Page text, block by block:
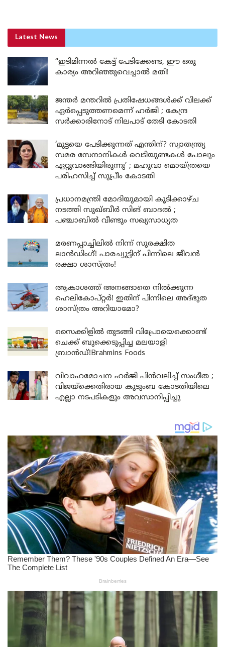
Latest News
“ഇടിമിന്നൽ കേട്ട് പേടിക്കേണ്ട, ഈ ഒരു
കാര്യം അറിഞ്ഞുവെച്ചാൽ മതി!
ജന്തർ മന്തറിൽ പ്രതിഷേധങ്ങൾക്ക് വിലക്ക്
ഏർപ്പെടുത്തണമെന്ന് ഹർജി ; കേന്ദ്ര
സർക്കാരിനോട് നിലപാട് തേടി കോടതി
‘മുട്ടയെ പേടിക്കുന്നത് എന്തിന്? സ്വാതന്ത്ര്യ
സമര സേനാനികൾ വെടിയുണ്ടകൾ പോലും
ഏറ്റുവാങ്ങിയിരുന്നു’ ; മഹുവാ മൊയ്ത്രയെ
പരിഹസിച്ച് സുപ്രീം കോടതി
പ്രധാനമന്ത്രി മോദിയുമായി കൂടിക്കാഴ്ച
നടത്തി സുഖ്ബീർ സിങ് ബാദൽ ;
പഞ്ചാബിൽ വീണ്ടും സഖ്യസാധ്യത
മരണപ്പാച്ചിലിൽ നിന്ന് സുരക്ഷിത
ലാൻഡിംഗ്! പാരച്യൂട്ടിന് പിന്നിലെ ജീവൻ
രക്ഷാ ശാസ്ത്രം!
ആകാശത്ത് അനങ്ങാതെ നില്‍ക്കുന്ന
ഹെലികോപ്റ്റര്‍! ഇതിന് പിന്നിലെ അദ്ഭുത
ശാസ്ത്രം അറിയാമോ?
സൈക്കിളിൽ തുടങ്ങി വിപ്രോയെക്കൊണ്ട്
ചെക്ക് ബുക്കെടുപ്പിച്ച മലയാളി
ബ്രാൻഡ്!Brahmins Foods
വിവാഹമോചന ഹർജി പിൻവലിച്ച് സംഗീത ;
വിജയ്ക്കെതിരായ കുടുംബ കോടതിയിലെ
എല്ലാ നടപടികളും അവസാനിപ്പിച്ചു